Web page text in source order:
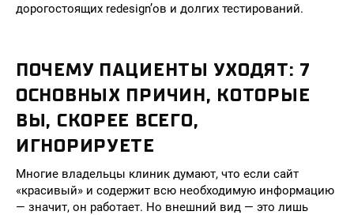
дорогостоящих redesign’ов и долгих тестирований.
ПОЧЕМУ ПАЦИЕНТЫ УХОДЯТ: 7
ОСНОВНЫХ ПРИЧИН, КОТОРЫЕ
ВЫ, СКОРЕЕ ВСЕГО,
ИГНОРИРУЕТЕ
Многие владельцы клиник думают, что если сайт
«красивый» и содержит всю необходимую информацию
— значит, он работает. Но внешний вид — это лишь